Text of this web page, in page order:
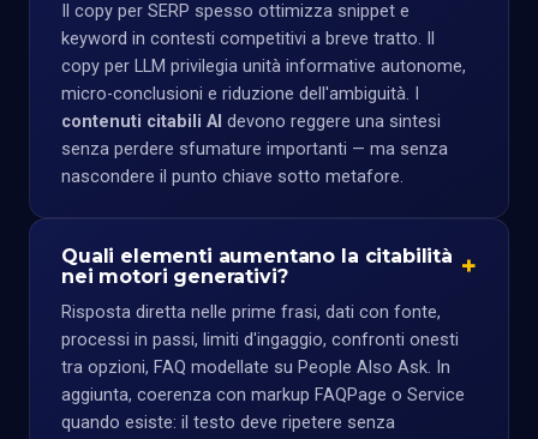
Il copy per SERP spesso ottimizza snippet e
keyword in contesti competitivi a breve tratto. Il
copy per LLM privilegia unità informative autonome,
micro-conclusioni e riduzione dell'ambiguità. I
contenuti citabili AI devono reggere una sintesi
senza perdere sfumature importanti — ma senza
nascondere il punto chiave sotto metafore.
Quali elementi aumentano la citabilità
nei motori generativi?
Risposta diretta nelle prime frasi, dati con fonte,
processi in passi, limiti d'ingaggio, confronti onesti
tra opzioni, FAQ modellate su People Also Ask. In
aggiunta, coerenza con markup FAQPage o Service
quando esiste: il testo deve ripetere senza